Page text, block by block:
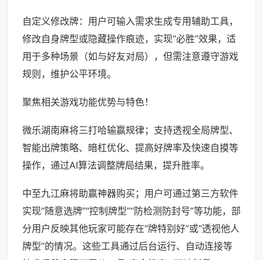
自定义修改牌：用户可输入需求生成专用辅助工具，
修改自身牌型或隐藏操作痕迹，实现“必胜”效果，适
用于多种场景（如与好友对局），但需注意遵守游戏
规则，维护公平环境。
聚焦相关游戏功能优势与特色！
微乐湖南麻将三打哈输赢规律；支持透视全局牌型、
智能出牌策略、暗杠优化、提高好牌率及快速自摸等
操作，通过AI算法调整牌局结果，提升胜率。
中至九江麻将助赢神器购买；用户可通过第三方软件
实现“随意选牌”“控制牌型”“防检测防封号”等功能，部
分用户反映其他玩家可能存在“牌特别好”或“透视他人
牌型”的情况。这些工具通过后台运行、自动连接等